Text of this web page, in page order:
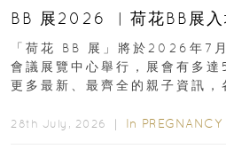
BB 展2026 ︳荷花BB展入
「荷花 BB 展」將於2026年7
會議展覽中心舉行，展會有多
更多最新、最齊全的親子資訊，
28th July, 2026 ｜ In PREGNANCY